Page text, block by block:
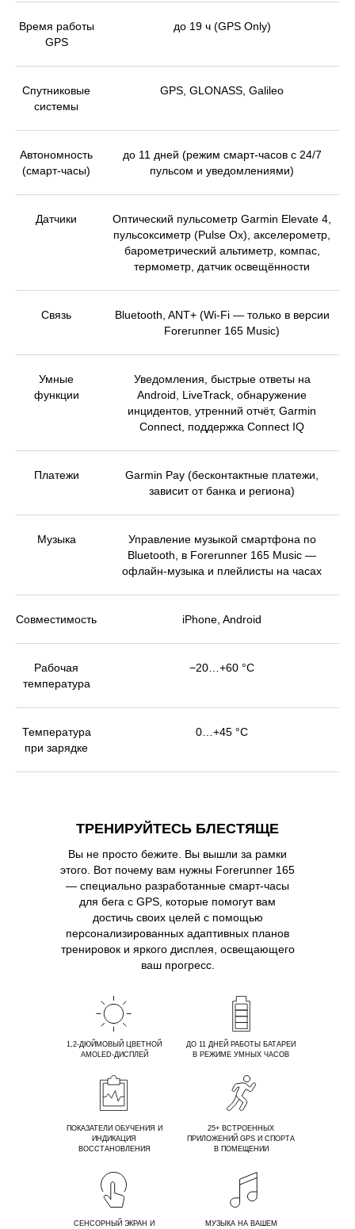
Время работы
GPS
до 19 ч (GPS Only)
Спутниковые
системы
GPS, GLONASS, Galileo
Автономность
(смарт-часы)
до 11 дней (режим смарт-часов с 24/7
пульсом и уведомлениями)
Датчики
Оптический пульсометр Garmin Elevate 4,
пульсоксиметр (Pulse Ox), акселерометр,
барометрический альтиметр, компас,
термометр, датчик освещённости
Связь
Bluetooth, ANT+ (Wi-Fi — только в версии
Forerunner 165 Music)
Умные
функции
Уведомления, быстрые ответы на
Android, LiveTrack, обнаружение
инцидентов, утренний отчёт, Garmin
Connect, поддержка Connect IQ
Платежи
Garmin Pay (бесконтактные платежи,
зависит от банка и региона)
Музыка
Управление музыкой смартфона по
Bluetooth, в Forerunner 165 Music —
офлайн-музыка и плейлисты на часах
Совместимость iPhone, Android
Рабочая
температура
−20…+60 °C
Температура
при зарядке
0…+45 °C
1,2-ДЮЙМОВЫЙ ЦВЕТНОЙ
AMOLED-ДИСПЛЕЙ
ДО 11 ДНЕЙ РАБОТЫ БАТАРЕИ
В РЕЖИМЕ УМНЫХ ЧАСОВ
ПОКАЗАТЕЛИ ОБУЧЕНИЯ И
ИНДИКАЦИЯ
ВОССТАНОВЛЕНИЯ
МУЗЫКА НА ВАШЕМ
СЕНСОРНЫЙ ЭКРАН И
25+ ВСТРОЕННЫХ
ПРИЛОЖЕНИЙ GPS И СПОРТА
В ПОМЕЩЕНИИ
ТРЕНИРУЙТЕСЬ БЛЕСТЯЩЕ
Вы не просто бежите. Вы вышли за рамки
этого. Вот почему вам нужны Forerunner 165
— специально разработанные смарт-часы
для бега с GPS, которые помогут вам
достичь своих целей с помощью
персонализированных адаптивных планов
тренировок и яркого дисплея, освещающего
ваш прогресс.